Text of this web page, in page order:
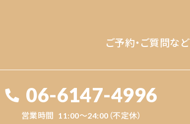
ご予約・ご質問など
06-6147-4996
営業時間 11:00～24:00（不定休）